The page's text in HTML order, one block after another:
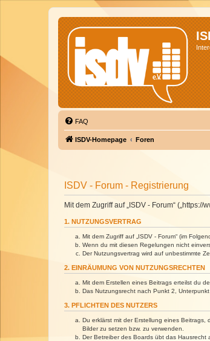
FAQ
ISDV-Homepage Foren
ISDV - Forum - Registrierung
Mit dem Zugriff auf „ISDV - Forum“
1. NUTZUNGSVERTRAG
Mit dem Zugriff auf „ISDV - Forum“ (im
Wenn du mit diesen Regelungen nicht
Der Nutzungsvertrag wird auf unbestimmte
2. EINRÄUMUNG VON NUTZUNGSRECHTEN
Mit dem Erstellen eines Beitrags erteilst du
Das Nutzungsrecht nach Punkt 2,
3. PFLICHTEN DES NUTZERS
Du erklärst mit der Erstellung eines
Bilder zu setzen bzw. zu verwenden.
Der Betreiber des Boards übt das